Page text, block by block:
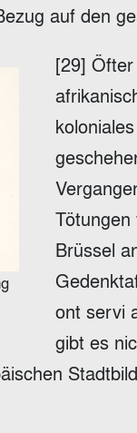
auf den
[29]
Brüssel
ont servi
gibt es